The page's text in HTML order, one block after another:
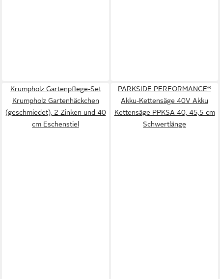
Krumpholz Gartenpflege-Set
Krumpholz Gartenhäckchen
(geschmiedet), 2 Zinken und 40
cm Eschenstiel
PARKSIDE PERFORMANCE®
Akku-Kettensäge 40V Akku
Kettensäge PPKSA 40, 45,5 cm
Schwertlänge